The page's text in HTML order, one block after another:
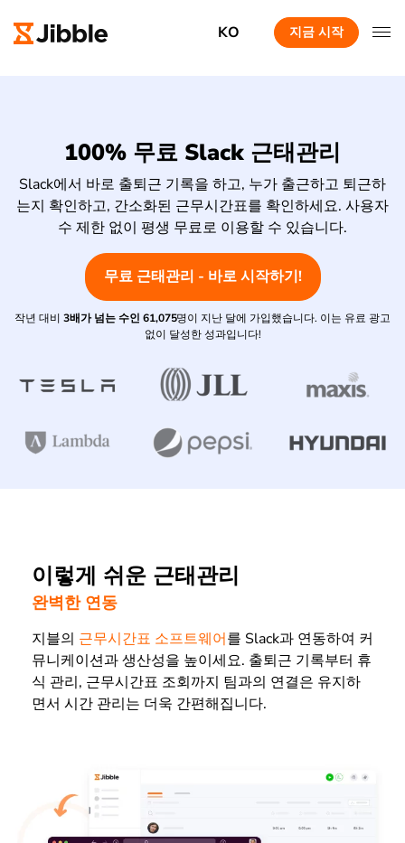
KO 지금 시작
100% 무료 Slack 근태관리
Slack에서 바로 출퇴근 기록을 하고, 누가 출근하고 퇴근하
는지 확인하고, 간소화된 근무시간표를 확인하세요. 사용자
수 제한 없이 평생 무료로 이용할 수 있습니다.
무료 근태관리 - 바로 시작하기!
작년 대비 3배가 넘는 수인 61,075명이 지난 달에 가입했습니다. 이는 유료 광고
없이 달성한 성과입니다!
이렇게 쉬운 근태관리
완벽한 연동
지블의 근무시간표 소프트웨어를 Slack과 연동하여 커
뮤니케이션과 생산성을 높이세요. 출퇴근 기록부터 휴
식 관리, 근무시간표 조회까지 팀과의 연결은 유지하
면서 시간 관리는 더욱 간편해집니다.